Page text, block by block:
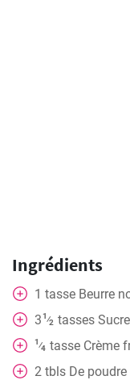
Ingrédients
1 tasse Beurre
31⁄2 tasses
1⁄4 tasse Crème
2 tbls De